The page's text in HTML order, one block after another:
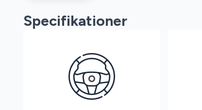
Specifikationer